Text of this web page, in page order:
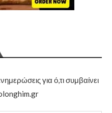
για ό,τι συμβαίνει